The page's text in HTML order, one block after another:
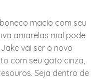
macio com seu
amarelas mal pode
vai ser o novo
com seu gato cinza,
Seja dentro de